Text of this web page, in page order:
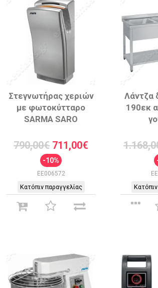
Στεγνωτήρας χεριών
με φωτοκύτταρο
SARMA SARO
790,00€ 711,00€
-10%
EE006572
Κατόπιν παραγγελίας
Λάντζα
190εκ